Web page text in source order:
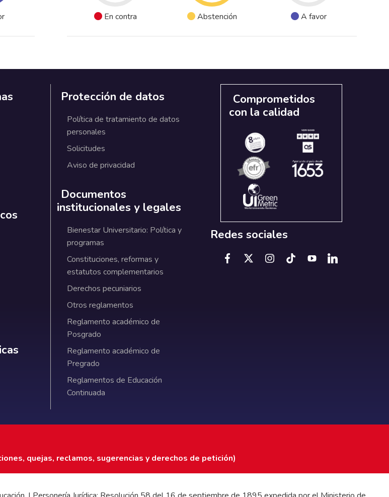
En contra Abstención A favor
institucionales
Protección de datos
Política de tratamiento de datos
personales
Solicitudes
Aviso de privacidad
Documentos
institucionales y legales
Bienestar Universitario: Política y
programas
Constituciones, reformas y
estatutos complementarios
Derechos pecuniarios
Otros reglamentos
Reglamento académico de
Posgrado
Reglamento académico de
Pregrado
Reglamentos de Educación
Continuada
Comprometidos
con la calidad
Redes sociales
quejas, reclamos, sugerencias y derechos de petición)